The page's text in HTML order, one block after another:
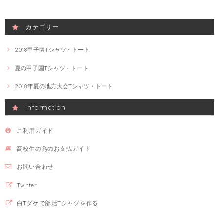
カテゴリー
2018甲子園Tシャツ・トート
夏の甲子園Tシャツ・トート
2018年夏の地方大会Tシャツ・トート
Information
ご利用ガイド
高校生の為のお支払ガイド
お問い合わせ
Twitter
白Tダケで部活Tシャツを作る